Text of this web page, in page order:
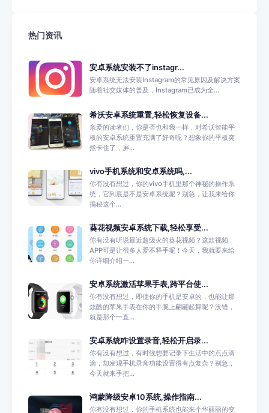
热门资讯
安卓系统安装不了instagr...
安卓系统无法安装Instagram的常见原因及解决方案
随着社交媒体的普及，Instagram已成为全...
希沃安卓系统重置,轻松恢复设备...
亲爱的读者们，你是否也和我一样，对希沃智能平
板的安卓系统重置充满了好奇呢？想象你的平板突
然卡住了，屏...
vivo手机系统和安卓系统吗,...
你有没有想过，你的vivo手机里那个神秘的操作系
统，它到底是不是安卓系统呢？别急，让我来给你
揭秘这个...
葵花视频安卓系统下载,轻松享受...
你有没有听说最近超级火的葵花视频？这款视频
APP可是让很多人爱不释手呢！今天，我就要来给
你详细介绍一...
安卓系统激活苹果手表,跨平台使...
你有没有想过，即使你的手机是安卓的，也能让那
炫酷的苹果手表在你的手腕上翩翩起舞呢？没错，
就是那个一直...
安卓系统咋设置录音,轻松开启录...
你有没有想过，有时候想要记录下生活中的点点滴
滴，却发现手机录音功能设置得有点复杂？别急，
今天就来手把...
鸿蒙降级安卓10系统,操作指南...
你有没有想过，你的手机系统也能来个华丽丽的变